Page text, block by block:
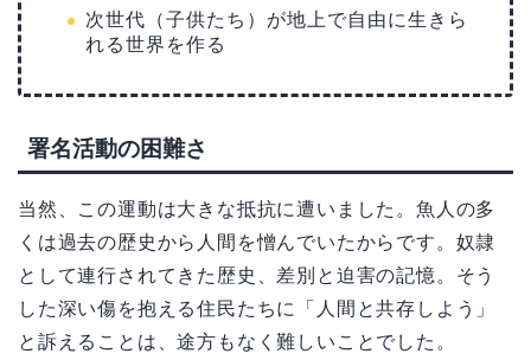
次世代（子供たち）が地上で自由に生きら
れる世界を作る
署名活動の困難さ
当然、この運動は大きな抵抗に遭いました。魚人の多
くは過去の歴史から人間を憎んでいたからです。奴隷
として連行されてきた歴史、差別と迫害の記憶。そう
した深い傷を抱える住民たちに「人間と共存しよう」
と訴えることは、途方もなく難しいことでした。